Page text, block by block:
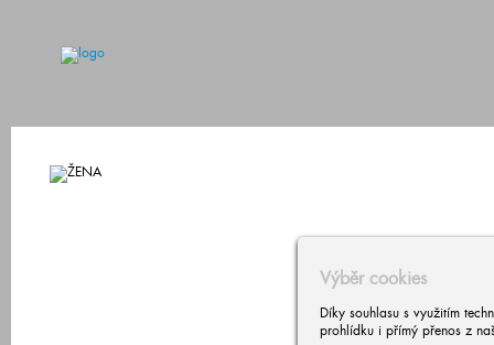
Výběr cookies
Díky souhlasu s využitím
prohlídku i přímý přenos z